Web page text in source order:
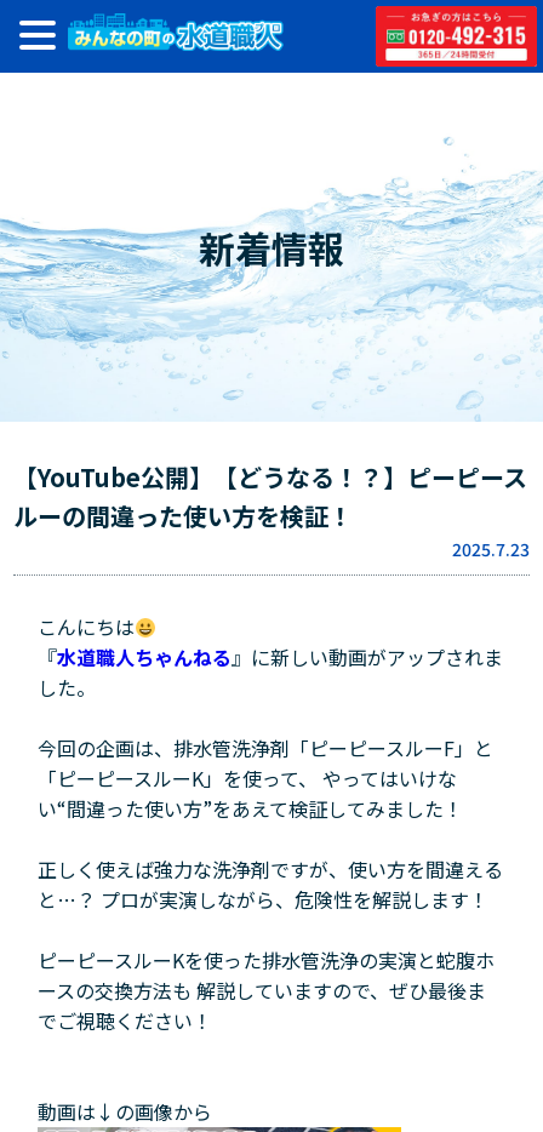
新着情報
【YouTube公開】【どうなる！？】ピーピース
ルーの間違った使い方を検証！
2025.7.23
こんにちは
『水道職人ちゃんねる』 に新しい動画がアップされま
した。
今回の企画は、排水管洗浄剤「ピーピースルーF」と
「ピーピースルーK」を使って、 やってはいけな
い“間違った使い方”をあえて検証してみました！
正しく使えば強力な洗浄剤ですが、使い方を間違える
と…？ プロが実演しながら、危険性を解説します！
ピーピースルーKを使った排水管洗浄の実演と蛇腹ホ
ースの交換方法も 解説していますので、ぜひ最後ま
でご視聴ください！
動画は↓の画像から